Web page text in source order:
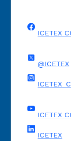
ICETEX
@ICETEX
ICETEX
ICETEX